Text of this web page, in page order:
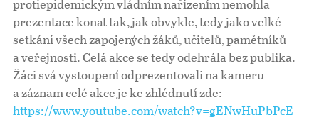
protiepidemickým vládním nařízením nemohla
prezentace konat tak, jak obvykle, tedy jako velké
setkání všech zapojených žáků, učitelů, pamětníků
a veřejnosti. Celá akce se tedy odehrála bez publika.
Žáci svá vystoupení odprezentovali na kameru
a záznam celé akce je ke zhlédnutí zde:
https://www.youtube.com/watch?v=gENwHuPbPcE